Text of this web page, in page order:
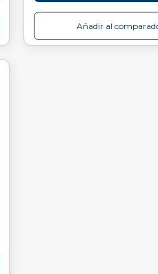
Añadir al